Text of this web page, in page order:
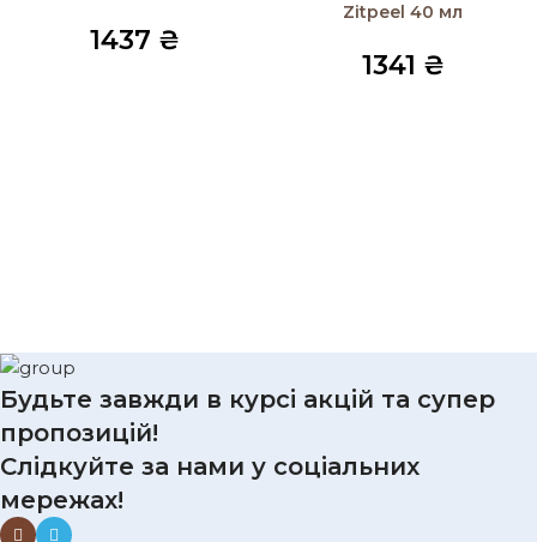
1437 ₴
Zitpeel 40 мл
1341 ₴
Будьте завжди в курсі акцій та супер
пропозицій!
Слідкуйте за нами у соціальних
мережах!